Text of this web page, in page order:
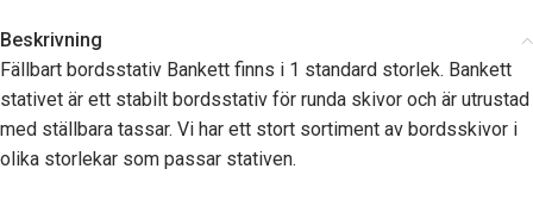
Beskrivning
Fällbart bordsstativ Bankett finns i 1 standard storlek. Bankett
stativet är ett stabilt bordsstativ för runda skivor och är utrustad
med ställbara tassar. Vi har ett stort sortiment av bordsskivor i
olika storlekar som passar stativen.